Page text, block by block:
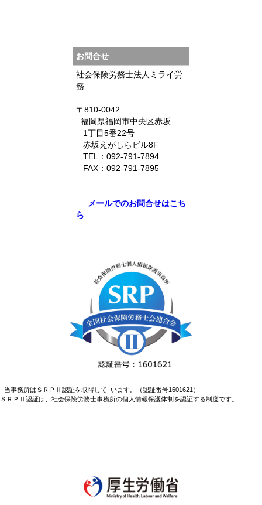
お問合せ
社会保険労務士法人ミライ労
務
〒810-0042
福岡県福岡市中央区赤坂
1丁目5番22号
赤坂えがしらビル8F
TEL： 092-791-7894
FAX： 092-791-7895
メールでのお問合せはこち
ら
当事務所はＳＲＰⅡ認証を取得して います。（認証番号1601621）
ＳＲＰⅡ認証は、社会保険労務士事務所の個人情報保護体制を認証する制度です。